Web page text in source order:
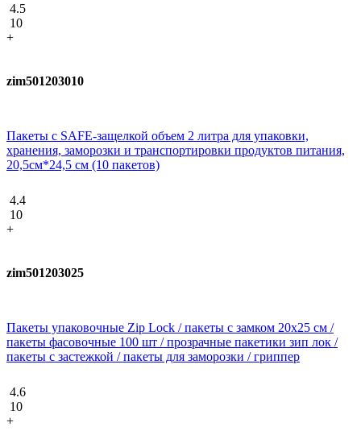
4.5
10
+
zim501203010
Пакеты с SAFE-защелкой объем 2 литра для упаковки,
хранения, заморозки и транспортировки продуктов питания,
20,5см*24,5 см (10 пакетов)
4.4
10
+
zim501203025
Пакеты упаковочные Zip Lock / пакеты с замком 20х25 см /
пакеты фасовочные 100 шт / прозрачные пакетики зип лок /
пакеты с застежкой / пакеты для заморозки / гриппер
4.6
10
+